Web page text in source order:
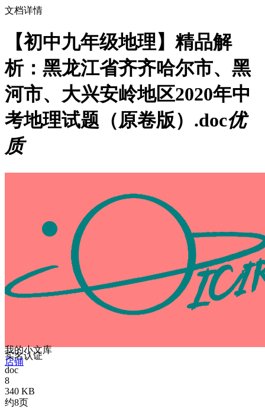
文档详情
【初中九年级地理】精品解
析：黑龙江省齐齐哈尔市、黑
河市、大兴安岭地区2020年中
考地理试题（原卷版）.doc优
质
我的小文库
实名认证
店铺
doc
8
340 KB
约8页